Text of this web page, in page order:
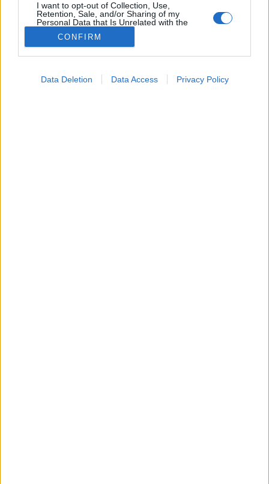
I want to opt-out of Collection, Use,
Retention, Sale, and/or Sharing of my
Personal Data that Is Unrelated with the
Purposes for which it was collected.
Opted Out
CONFIRM
Data Deletion Data Access Privacy Policy
Hírek
2023. november 23. 13:55